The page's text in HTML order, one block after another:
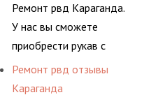
высококвалифицирован
помогут решить любую
сложную задачу.
фитингами и
комплектующими,
АДЫМ Инжиниринг
шлангов высокого
Ремонт рвд Караганда.
У нас вы сможете
приобрести рукав с
разными фитингами и
комплектующими,
Ремонт рвд отзывы
Караганда